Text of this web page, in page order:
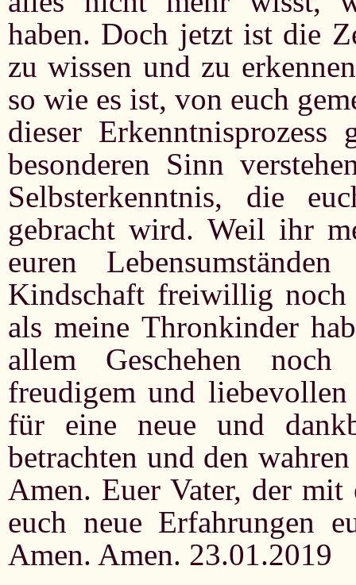
haben. Doch jetzt ist die
zu wissen und zu
so wie es ist, von euch
dieser
besonderen Sinn
Selbsterkenntnis, die
gebracht wird. Weil ihr
euren
Kindschaft freiwillig noch
als meine Thronkinder
allem Geschehen
freudigem und
für eine neue und
betrachten und den
Amen. Euer Vater, der mit
euch neue Erfahrungen
Amen. Amen. 23.01.2019